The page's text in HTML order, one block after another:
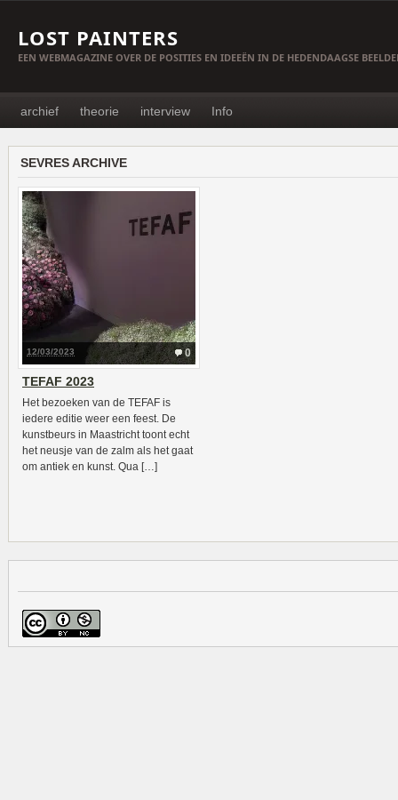
LOST PAINTERS
EEN WEBMAGAZINE OVER DE POSITIES EN IDEEËN IN DE HEDENDAAGSE
archief theorie interview Info
SEVRES ARCHIVE
0
12/03/2023
TEFAF 2023
Het bezoeken van de TEFAF is
iedere editie weer een feest. De
kunstbeurs in Maastricht toont echt
het neusje van de zalm als het gaat
om antiek en kunst. Qua […]